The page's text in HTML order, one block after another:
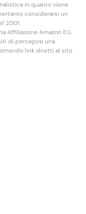
in quanto viene
considerarsi un
2001.
Affiliazione Amazon EU,
di percepire una
link diretti al sito